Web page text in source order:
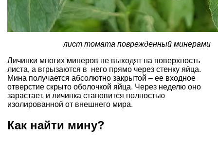
лист томата поврежденный минерами
Личинки многих минеров не выходят на поверхность
листа, а вгрызаются в него прямо через стенку яйца.
Мина получается абсолютно закрытой – ее входное
отверстие скрыто оболочкой яйца. Через неделю оно
зарастает, и личинка становится полностью
изолированной от внешнего мира.
Как найти мину?